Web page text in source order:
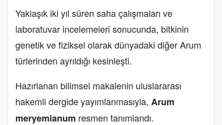
Yaklaşık iki yıl süren saha çalışmaları ve
laboratuvar incelemeleri sonucunda, bitkinin
genetik ve fiziksel olarak dünyadaki diğer Arum
türlerinden ayrıldığı kesinleşti.
Hazırlanan bilimsel makalenin uluslararası
hakemli dergide yayımlanmasıyla, Arum
meryemianum resmen tanımlandı.